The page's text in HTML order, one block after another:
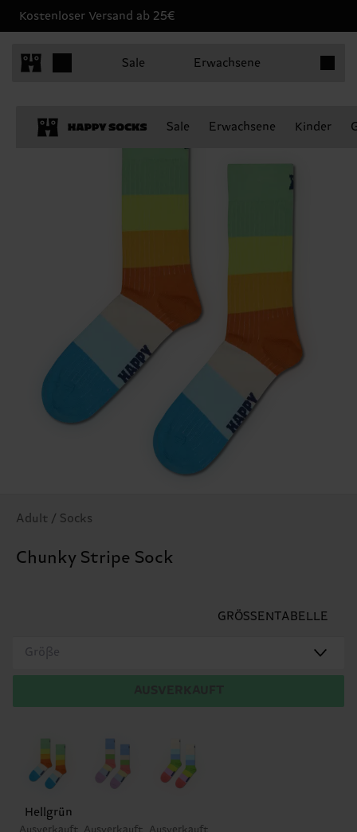
Kostenloser Versand ab 25€
Sale Erwachsene
Sale Erwachsene Kinder
Adult / Socks
Chunky Stripe Sock
GRÖSSENTABELLE
Größe
Hellgrün
Ausverkauft Ausverkauft Ausverkauft